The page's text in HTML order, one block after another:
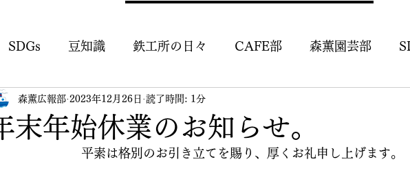
SDGs 豆知識 鉄工所の日々 CAFE部 森薫園芸部
のお知らせ
末年始休業のお知らせ。
森薫広報部 2023年12月26日 読了時間: 1分
平素は格別のお引き立てを賜り、厚くお礼申し上げます。